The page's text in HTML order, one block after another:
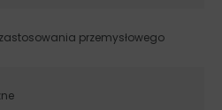
przemysłowego